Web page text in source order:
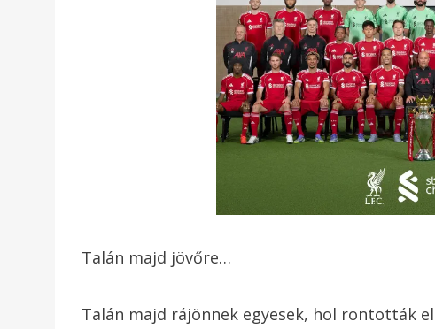
Talán majd jövőre…
Talán majd rájönnek egyesek, hol rontották